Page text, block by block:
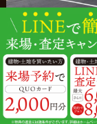
たつの店
0120-288-066
兵庫県たつの市龍野町
©